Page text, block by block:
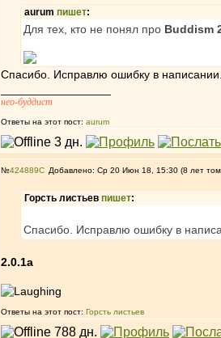
aurum пишет:
Для тех, кто не понял про Buddism
Спасибо. Исправлю ошибку в
нео-буддист
Ответы на этот пост: aurum
№424889 Добавлено: Ср 20 Июн 18, 15:30 (8 лет
Горсть листьев пишет:
Спасибо. Исправлю ошибку в
2.0.1a
Ответы на этот пост: Горсть листьев